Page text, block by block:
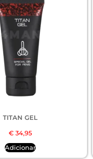
TITAN GEL
€34,95
Adicionar